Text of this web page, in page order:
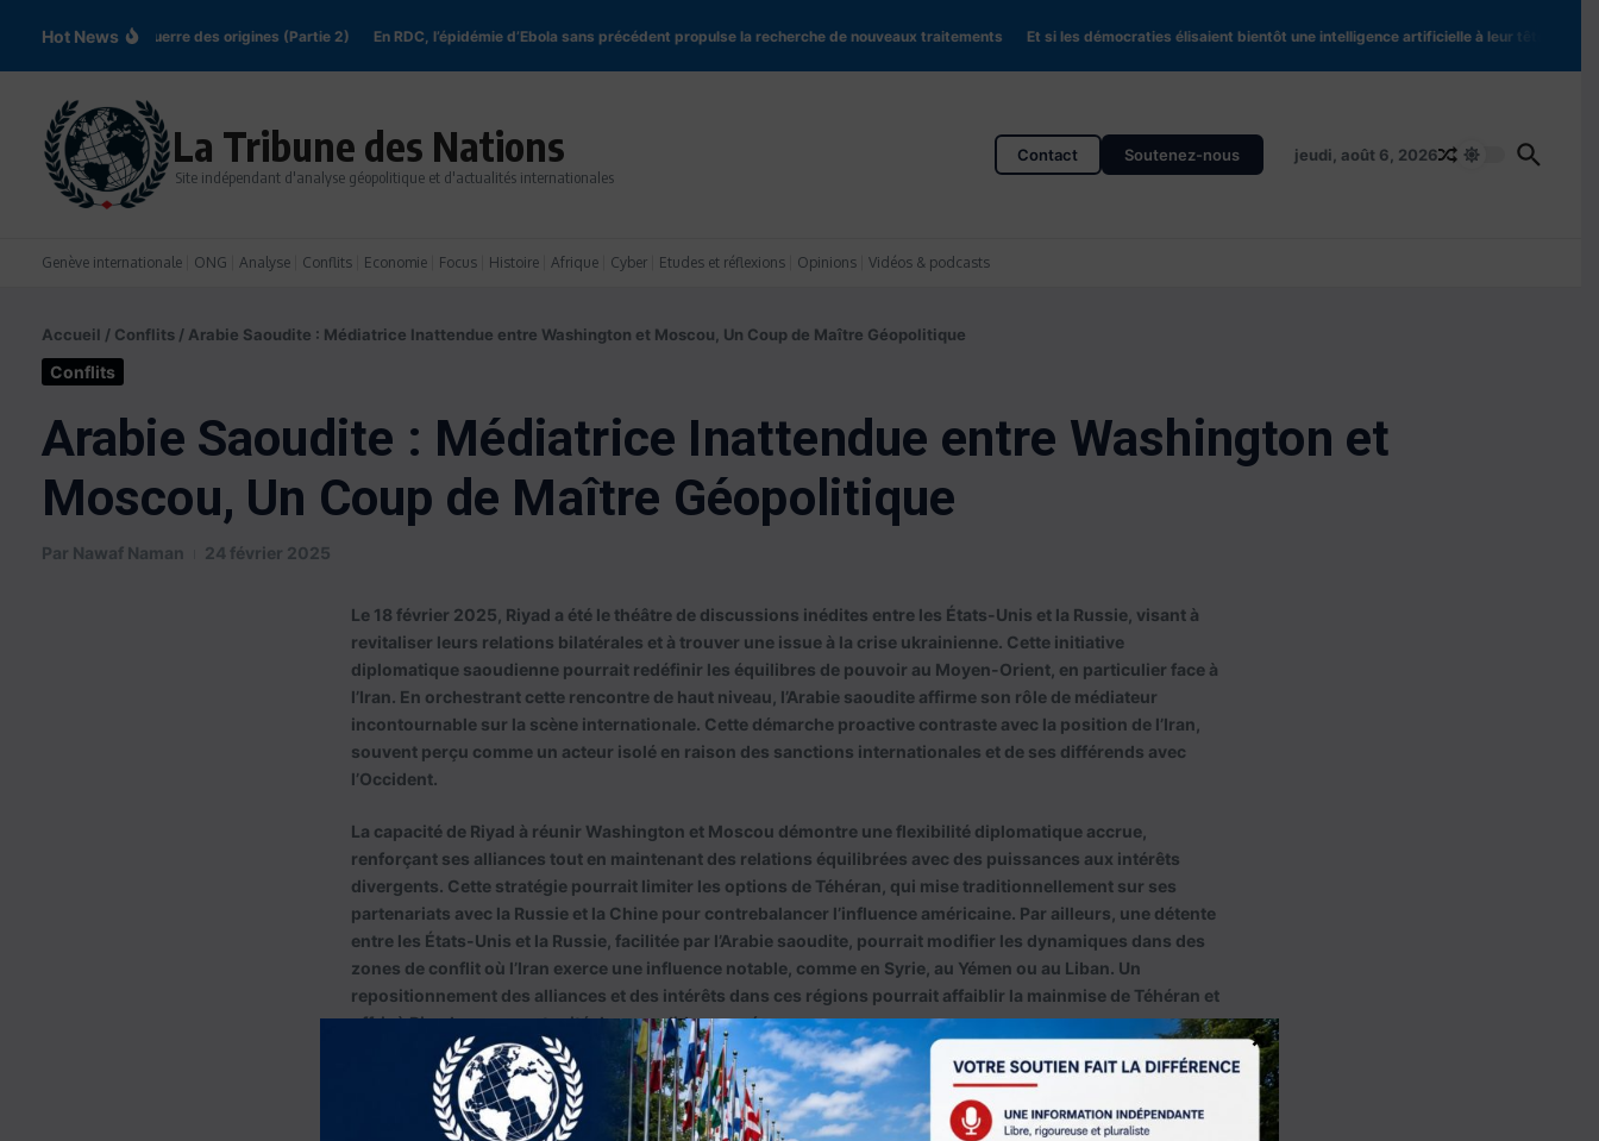
Hot News
Rus’ de Kyiv: la guerre des origines (Partie 2) En RDC, l’épidémie d’Ebola sans précédent propulse la recherche de nouveaux traitements Et si les démocraties élisaient bientôt une intelligence artificielle à leur tête ?
La Tribune des Nations
Site indépendant d'analyse géopolitique et d'actualités internationales
Contact Soutenez-nous jeudi, août 6, 2026
Genève internationale ONG Analyse Conflits Economie Focus Histoire Afrique Cyber Etudes et réflexions Opinions Vidéos & podcasts
Accueil / Conflits/ Arabie Saoudite : Médiatrice Inattendue entre Washington et Moscou, Un Coup de Maître Géopolitique
Conflits
Arabie Saoudite : Médiatrice Inattendue entre Washington et
Moscou, Un Coup de Maître Géopolitique
Par Nawaf Naman 24 février 2025
Le 18 février 2025, Riyad a été le théâtre de discussions inédites entre les États-Unis et la Russie, visant à
revitaliser leurs relations bilatérales et à trouver une issue à la crise ukrainienne. Cette initiative
diplomatique saoudienne pourrait redéfinir les équilibres de pouvoir au Moyen-Orient, en particulier face à
l’Iran. En orchestrant cette rencontre de haut niveau, l’Arabie saoudite affirme son rôle de médiateur
incontournable sur la scène internationale. Cette démarche proactive contraste avec la position de l’Iran,
souvent perçu comme un acteur isolé en raison des sanctions internationales et de ses différends avec
l’Occident.
La capacité de Riyad à réunir Washington et Moscou démontre une flexibilité diplomatique accrue,
renforçant ses alliances tout en maintenant des relations équilibrées avec des puissances aux intérêts
divergents. Cette stratégie pourrait limiter les options de Téhéran, qui mise traditionnellement sur ses
partenariats avec la Russie et la Chine pour contrebalancer l’influence américaine. Par ailleurs, une détente
entre les États-Unis et la Russie, facilitée par l’Arabie saoudite, pourrait modifier les dynamiques dans des
zones de conflit où l’Iran exerce une influence notable, comme en Syrie, au Yémen ou au Liban. Un
repositionnement des alliances et des intérêts dans ces régions pourrait affaiblir la mainmise de Téhéran et
offrir à Riyad une opportunité de consolider sa présence.
Sur le plan économique, une amélioration des relations entre grandes puissances pourrait stabiliser les
marchés énergétiques, secteur clé pour l’économie saoudienne. Cette stabilité pourrait, en revanche,
réduire la marge de manœuvre de l’Iran, dont l’économie souffre des sanctions et de la volatilité des cours
×